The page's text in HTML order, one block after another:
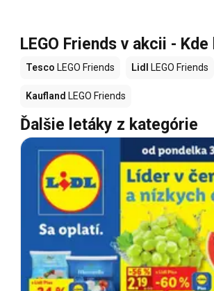
LEGO Friends v akcii - Kde
Tesco LEGO Friends Lidl LEGO Friends
Kaufland LEGO Friends
Ďalšie letáky z kategórie